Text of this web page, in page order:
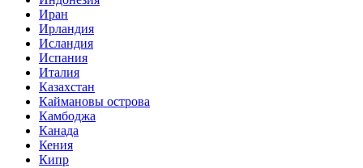
Иран
Ирландия
Исландия
Испания
Италия
Казахстан
Каймановы острова
Камбоджа
Канада
Кения
Кипр